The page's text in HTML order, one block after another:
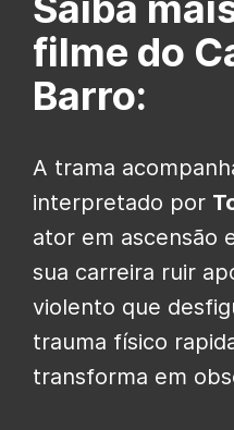
filme do
Barro:
A trama
interpretado por
ator em ascensão
sua carreira ruir
violento que
trauma físico
transforma em